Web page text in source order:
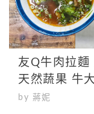
友Q牛肉拉麵
天然蔬果 牛
by 蔣妮